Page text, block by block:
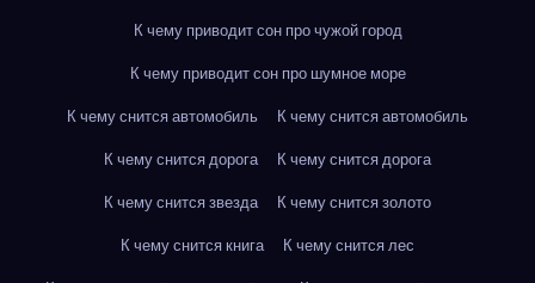
К чему приводит сон про чужой город
К чему приводит сон про шумное море
К чему снится автомобиль
К чему снится автомобиль
К чему снится дорога
К чему снится дорога
К чему снится звезда
К чему снится золото
К чему снится книга
К чему снится лес